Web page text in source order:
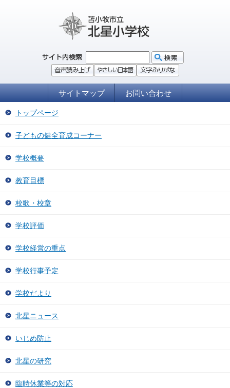
サイトマップ お問い合わせ
トップページ
子どもの健全育成コーナー
学校概要
教育目標
校歌・校章
学校評価
学校経営の重点
学校行事予定
学校だより
北星ニュース
いじめ防止
北星の研究
臨時休業等の対応